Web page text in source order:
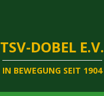
TSV-DOBEL E.V.
IN BEWEGUNG SEIT 1904